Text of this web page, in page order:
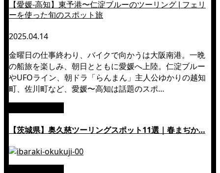
【愛媛-高知】東予港〜仁淀ブルーのツーリング | フェリ
ーを使った旬のスポット旅
2025.04.14
金曜日の仕事終わり、バイクで向かうは大阪南港。一晩
の船旅を楽しみ、朝日とともに愛媛へ上陸。仁淀ブルー
やUFOライン、朝ドラ「らんまん」主人公ゆかりの越知
町、佐川町など、愛媛〜高知は話題のスポ…
【茨城県】奥久慈ツーリングスポット11選｜春まぢか…